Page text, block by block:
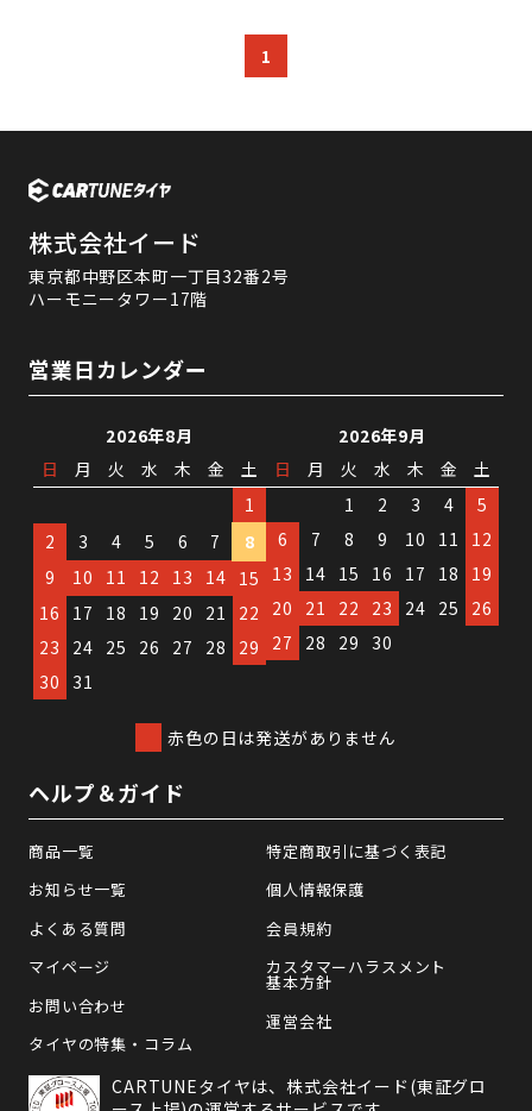
1
株式会社イード
東京都中野区本町一丁目32番2号
ハーモニータワー17階
営業日カレンダー
2026年8月
日
月 火 水 木 金
土
1
2
3 4 5 6 7
8
9
10 11 12 13 14 15
16
17 18 19 20 21
22
23
24 25 26 27 28
29
30
31
2026年9月
日
月 火 水 木 金
土
1
2 3 4
5
6
7 8 9 10 11
12
13
14 15 16 17 18
19
20
21 22 23 24 25
26
27
28 29 30
赤色の日は発送がありません
ヘルプ＆ガイド
商品一覧
お知らせ一覧
よくある質問
マイページ
お問い合わせ
タイヤの特集・コラム
特定商取引に基づく表記
個人情報保護
会員規約
カスタマーハラスメント
基本方針
運営会社
CARTUNEタイヤは、株式会社イード(東証グロ